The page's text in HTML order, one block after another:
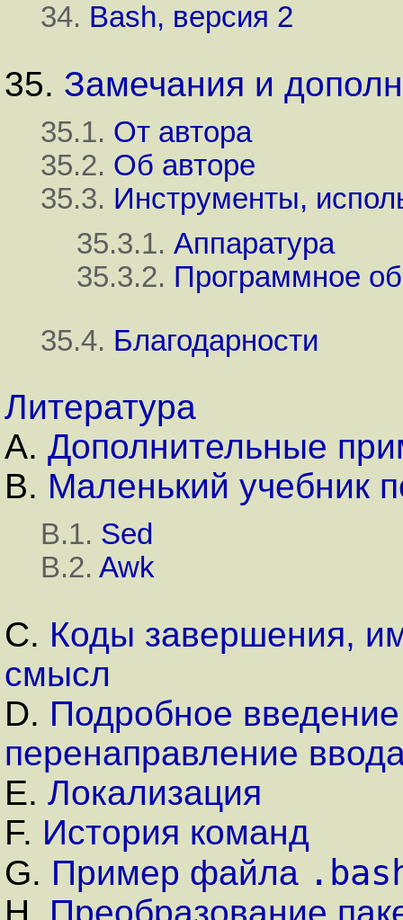
34. Bash, версия 2
35. Замечания и
35.1. От автора
35.2. Об авторе
35.3. Инструменты,
35.3.1. Аппаратура
35.3.2. Программное
35.4. Благодарности
Литература
A. Дополнительные
B. Маленький учебник
B.1. Sed
B.2. Awk
C. Коды завершения,
смысл
D. Подробное
перенаправление
E. Локализация
F. История команд
G. Пример файла
H. Преобразование